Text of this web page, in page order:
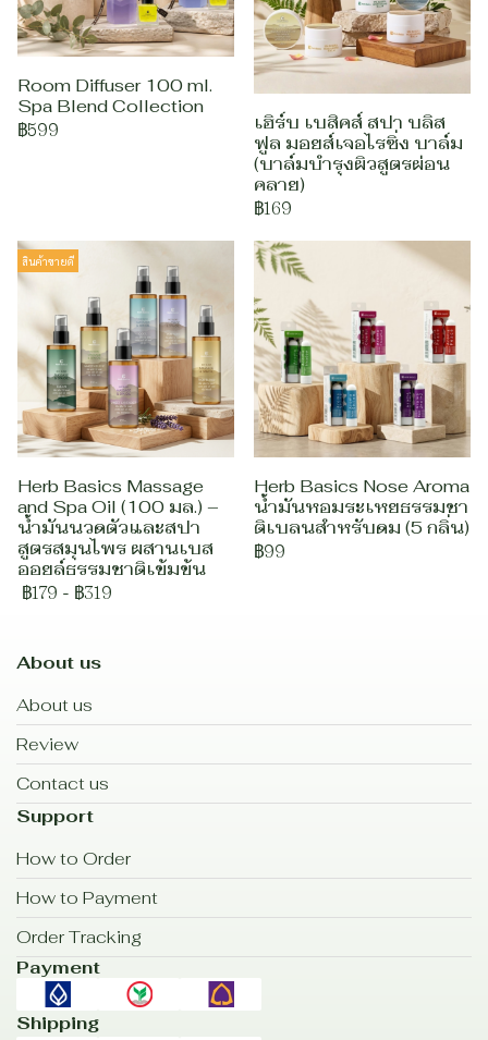
Room Diffuser 100 ml.
Spa Blend Collection
฿599
เฮิร์บ เบสิคส์ สปา บลิส
ฟูล มอยส์เจอไรซิ่ง บาล์ม
(บาล์มบำรุงผิวสูตรผ่อน
คลาย)
฿169
สินค้าขายดี
Herb Basics Massage
and Spa Oil (100 มล.) –
น้ำมันนวดตัวและสปา
สูตรสมุนไพร ผสานเบส
ออยล์ธรรมชาติเข้มข้น
฿179 - ฿319
Herb Basics Nose Aroma
น้ำมันหอมระเหยธรรมชา
ติเบลนสำหรับดม (5 กลิ่น)
฿99
About us
About us
Review
Contact us
Support
How to Order
How to Payment
Order Tracking
Payment
Shipping